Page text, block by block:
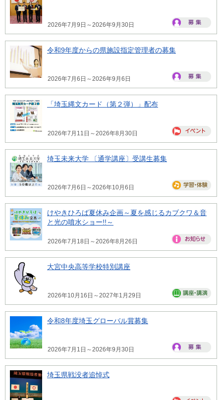
2026年7月9日～2026年9月30日
令和9年度からの県施設指定管理者の募集
2026年7月6日～2026年9月6日
「埼玉縄文カード（第２弾）」配布
2026年7月11日～2026年8月30日
埼玉未来大学 〔通学講座〕受講生募集
2026年7月6日～2026年10月6日
けやきひろば夏休み企画～夏を感じるカブクワ＆音
と光の噴水ショー!!～
2026年7月18日～2026年8月26日
大宮中央高等学校特別講座
2026年10月16日～2027年1月29日
令和8年度埼玉グローバル賞募集
2026年7月1日～2026年9月30日
埼玉県戦没者追悼式